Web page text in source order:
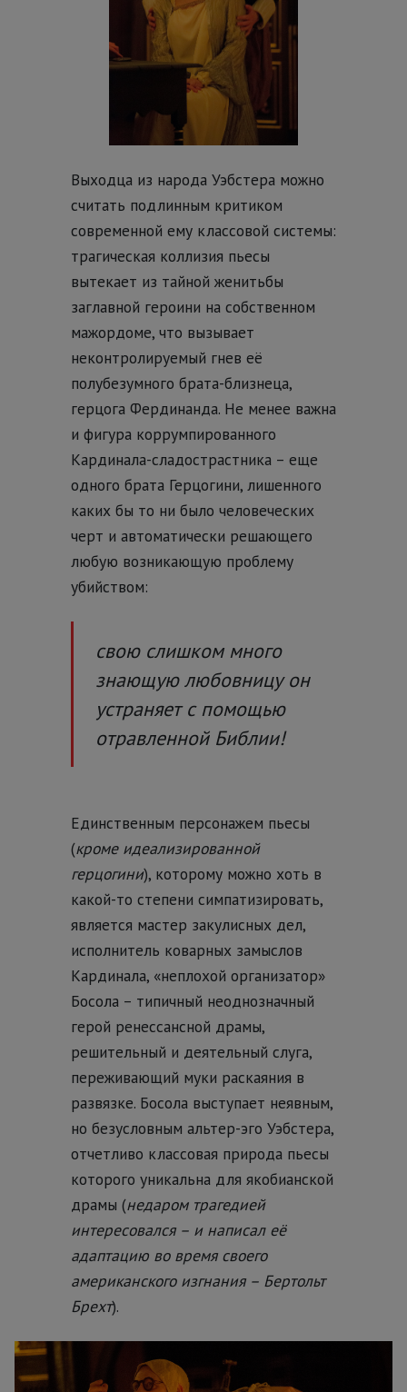
Выходца из народа Уэбстера можно
считать подлинным критиком
современной ему классовой системы:
трагическая коллизия пьесы
вытекает из тайной женитьбы
заглавной героини на собственном
мажордоме, что вызывает
неконтролируемый гнев её
полубезумного брата-близнеца,
герцога Фердинанда. Не менее важна
и фигура коррумпированного
Кардинала-сладострастника – еще
одного брата Герцогини, лишенного
каких бы то ни было человеческих
черт и автоматически решающего
любую возникающую проблему
убийством:
свою слишком много
знающую любовницу он
устраняет с помощью
отравленной Библии!
Единственным персонажем пьесы
(кроме идеализированной
герцогини), которому можно хоть в
какой-то степени симпатизировать,
является мастер закулисных дел,
исполнитель коварных замыслов
Кардинала, «неплохой организатор»
Босола – типичный неоднозначный
герой ренессансной драмы,
решительный и деятельный слуга,
переживающий муки раскаяния в
развязке. Босола выступает неявным,
но безусловным альтер-эго Уэбстера,
отчетливо классовая природа пьесы
которого уникальна для якобианской
драмы (недаром трагедией
интересовался – и написал её
адаптацию во время своего
американского изгнания – Бертольт
Брехт).